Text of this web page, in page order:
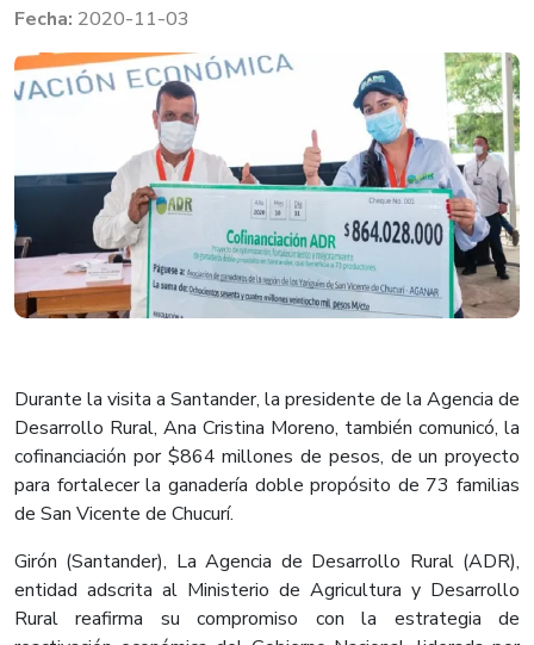
2020-11-03
Durante la visita a Santander, la presidente de la Agencia de
Desarrollo Rural, Ana Cristina Moreno, también comunicó, la
cofinanciación por $864 millones de pesos, de un proyecto
para fortalecer la ganadería doble propósito de 73 familias
de San Vicente de Chucurí.
Girón (Santander), La Agencia de Desarrollo Rural (ADR),
entidad adscrita al Ministerio de Agricultura y Desarrollo
Rural reafirma su compromiso con la estrategia de